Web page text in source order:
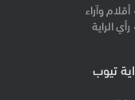
أقلام وآراء
رأي الراية
تيوب